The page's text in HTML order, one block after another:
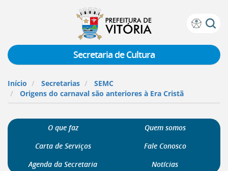
Prefeitura
Vitória
teclado:
para
a
página
acessibilidade
Secretaria de Cultura
Início Secretarias
SEMC
Origens do carnaval são anteriores à Era Cristã
O que faz
Quem somos
Carta de Serviços
Fale Conosco
Agenda da Secretaria
Notícias